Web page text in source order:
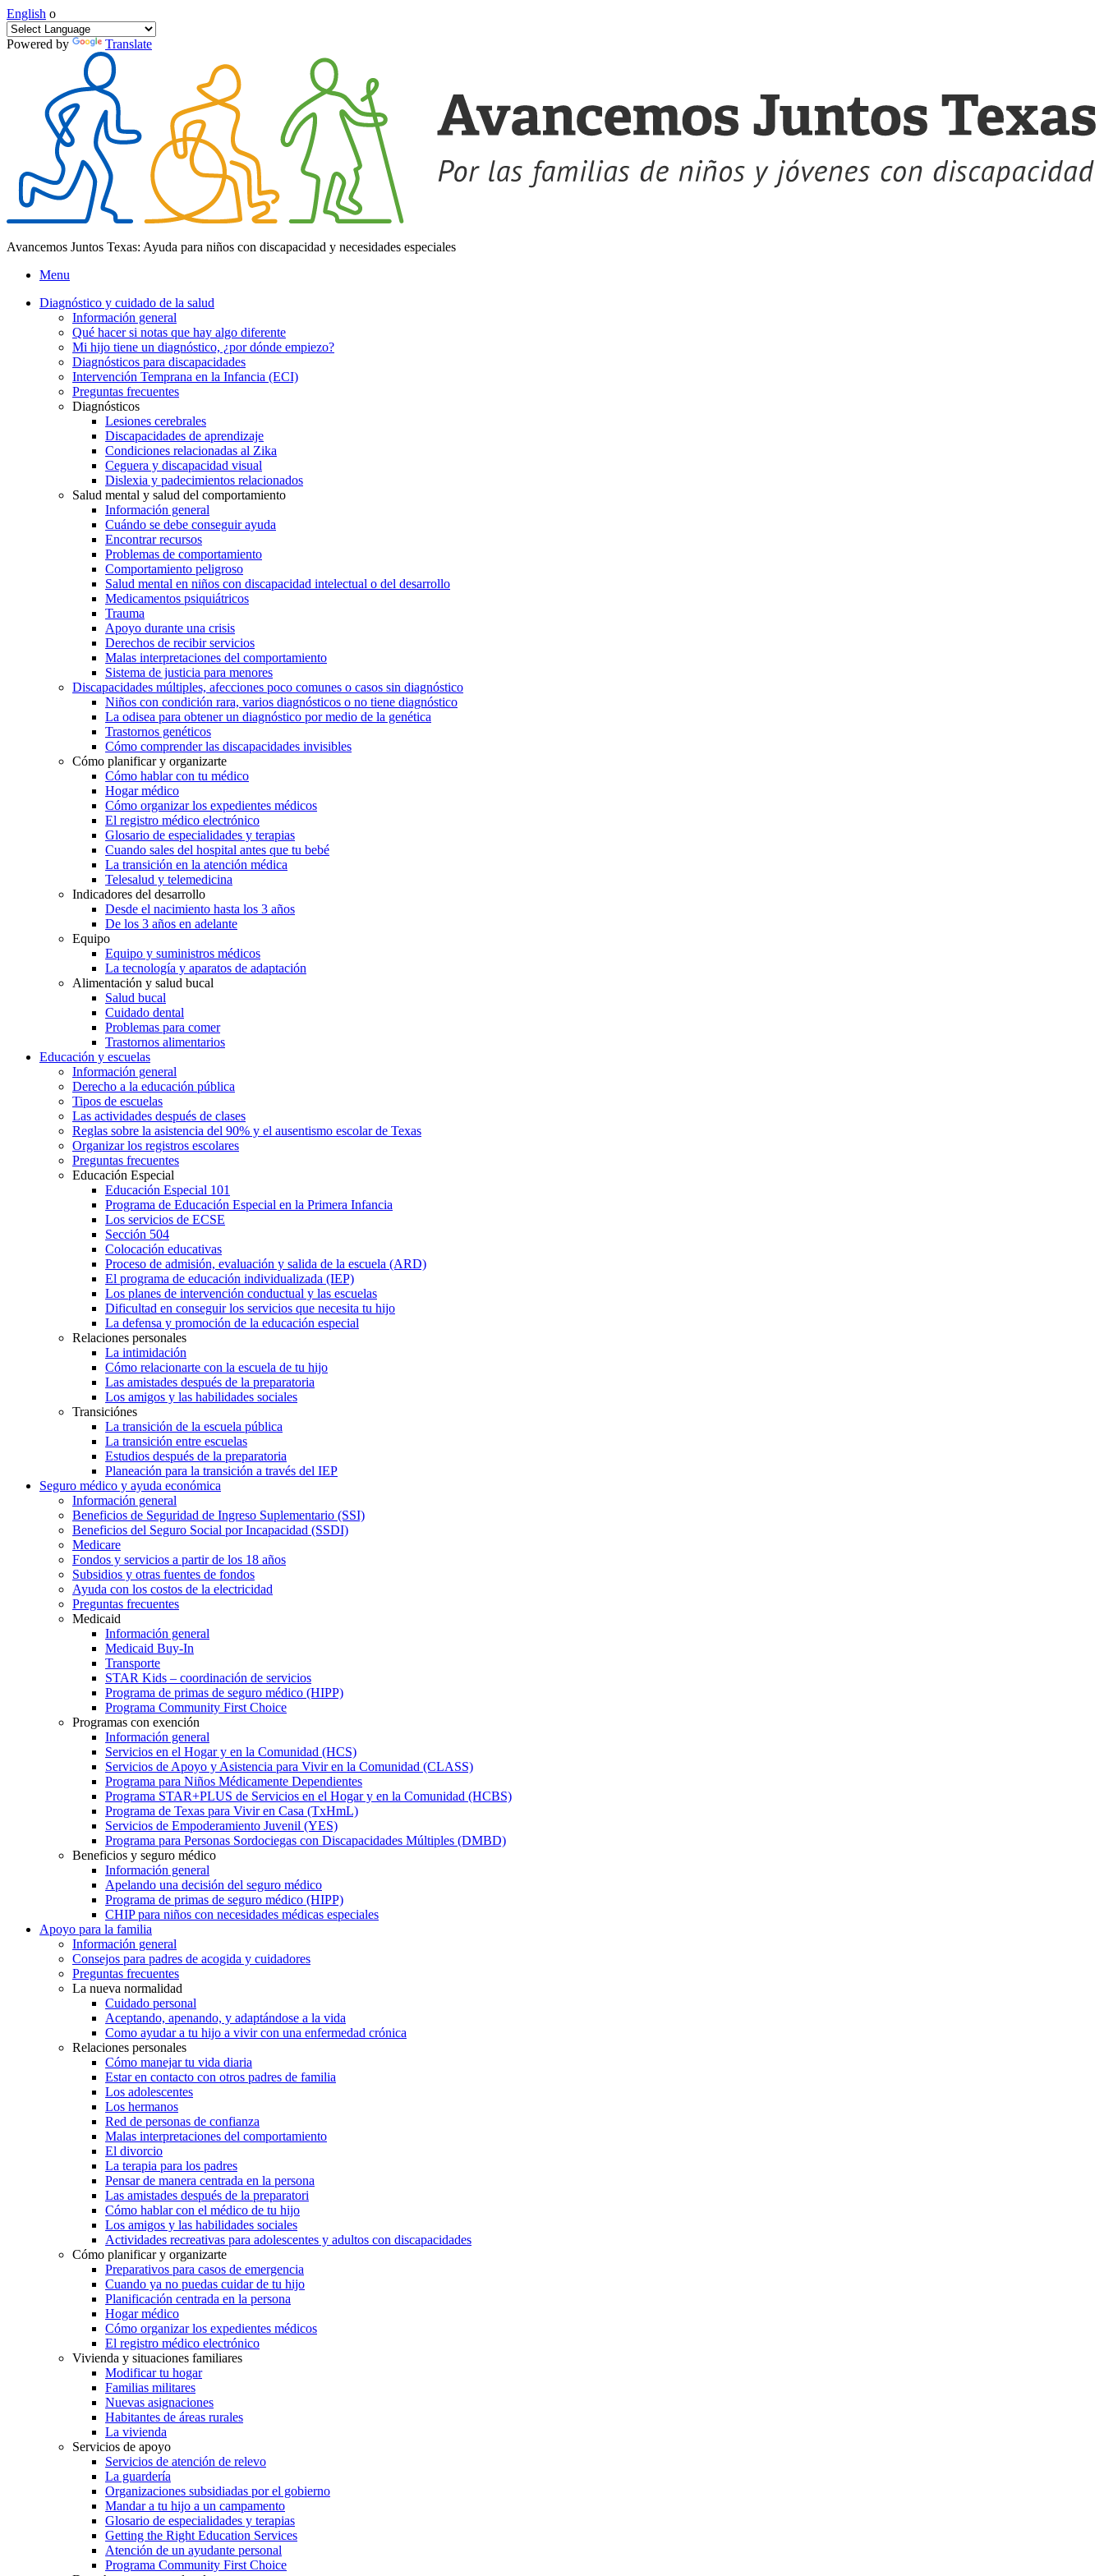
English o
Powered by Translate
Avancemos Juntos Texas: Ayuda para niños con discapacidad y necesidades especiales
Menu
Diagnóstico y cuidado de la salud
Información general
Qué hacer si notas que hay algo diferente
Mi hijo tiene un diagnóstico, ¿por dónde empiezo?
Diagnósticos para discapacidades
Intervención Temprana en la Infancia (ECI)
Preguntas frecuentes
Diagnósticos
Lesiones cerebrales
Discapacidades de aprendizaje
Condiciones relacionadas al Zika
Ceguera y discapacidad visual
Dislexia y padecimientos relacionados
Salud mental y salud del comportamiento
Información general
Cuándo se debe conseguir ayuda
Encontrar recursos
Problemas de comportamiento
Comportamiento peligroso
Salud mental en niños con discapacidad intelectual o del desarrollo
Medicamentos psiquiátricos
Trauma
Apoyo durante una crisis
Derechos de recibir servicios
Malas interpretaciones del comportamiento
Sistema de justicia para menores
Discapacidades múltiples, afecciones poco comunes o casos sin diagnóstico
Niños con condición rara, varios diagnósticos o no tiene diagnóstico
La odisea para obtener un diagnóstico por medio de la genética
Trastornos genéticos
Cómo comprender las discapacidades invisibles
Cómo planificar y organizarte
Cómo hablar con tu médico
Hogar médico
Cómo organizar los expedientes médicos
El registro médico electrónico
Glosario de especialidades y terapias
Cuando sales del hospital antes que tu bebé
La transición en la atención médica
Telesalud y telemedicina
Indicadores del desarrollo
Desde el nacimiento hasta los 3 años
De los 3 años en adelante
Equipo
Equipo y suministros médicos
La tecnología y aparatos de adaptación
Alimentación y salud bucal
Salud bucal
Cuidado dental
Problemas para comer
Trastornos alimentarios
Educación y escuelas
Información general
Derecho a la educación pública
Tipos de escuelas
Las actividades después de clases
Reglas sobre la asistencia del 90% y el ausentismo escolar de Texas
Organizar los registros escolares
Preguntas frecuentes
Educación Especial
Educación Especial 101
Programa de Educación Especial en la Primera Infancia
Los servicios de ECSE
Sección 504
Colocación educativas
Proceso de admisión, evaluación y salida de la escuela (ARD)
El programa de educación individualizada (IEP)
Los planes de intervención conductual y las escuelas
Dificultad en conseguir los servicios que necesita tu hijo
La defensa y promoción de la educación especial
Relaciones personales
La intimidación
Cómo relacionarte con la escuela de tu hijo
Las amistades después de la preparatoria
Los amigos y las habilidades sociales
Transiciónes
La transición de la escuela pública
La transición entre escuelas
Estudios después de la preparatoria
Planeación para la transición a través del IEP
Seguro médico y ayuda económica
Información general
Beneficios de Seguridad de Ingreso Suplementario (SSI)
Beneficios del Seguro Social por Incapacidad (SSDI)
Medicare
Fondos y servicios a partir de los 18 años
Subsidios y otras fuentes de fondos
Ayuda con los costos de la electricidad
Preguntas frecuentes
Medicaid
Información general
Medicaid Buy-In
Transporte
STAR Kids – coordinación de servicios
Programa de primas de seguro médico (HIPP)
Programa Community First Choice
Programas con exención
Información general
Servicios en el Hogar y en la Comunidad (HCS)
Servicios de Apoyo y Asistencia para Vivir en la Comunidad (CLASS)
Programa para Niños Médicamente Dependientes
Programa STAR+PLUS de Servicios en el Hogar y en la Comunidad (HCBS)
Programa de Texas para Vivir en Casa (TxHmL)
Servicios de Empoderamiento Juvenil (YES)
Programa para Personas Sordociegas con Discapacidades Múltiples (DMBD)
Beneficios y seguro médico
Información general
Apelando una decisión del seguro médico
Programa de primas de seguro médico (HIPP)
CHIP para niños con necesidades médicas especiales
Apoyo para la familia
Información general
Consejos para padres de acogida y cuidadores
Preguntas frecuentes
La nueva normalidad
Cuidado personal
Aceptando, apenando, y adaptándose a la vida
Como ayudar a tu hijo a vivir con una enfermedad crónica
Relaciones personales
Cómo manejar tu vida diaria
Estar en contacto con otros padres de familia
Los adolescentes
Los hermanos
Red de personas de confianza
Malas interpretaciones del comportamiento
El divorcio
La terapia para los padres
Pensar de manera centrada en la persona
Las amistades después de la preparatori
Cómo hablar con el médico de tu hijo
Los amigos y las habilidades sociales
Actividades recreativas para adolescentes y adultos con discapacidades
Cómo planificar y organizarte
Preparativos para casos de emergencia
Cuando ya no puedas cuidar de tu hijo
Planificación centrada en la persona
Hogar médico
Cómo organizar los expedientes médicos
El registro médico electrónico
Vivienda y situaciones familiares
Modificar tu hogar
Familias militares
Nuevas asignaciones
Habitantes de áreas rurales
La vivienda
Servicios de apoyo
Servicios de atención de relevo
La guardería
Organizaciones subsidiadas por el gobierno
Mandar a tu hijo a un campamento
Glosario de especialidades y terapias
Getting the Right Education Services
Atención de un ayudante personal
Programa Community First Choice